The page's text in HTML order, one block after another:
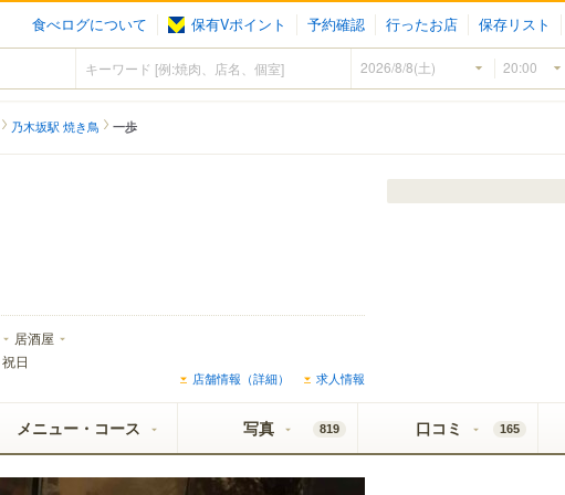
食べログについて 保有Vポイント 予約確認 行ったお店 保存リスト
乃木坂駅 焼き鳥 一歩
居酒屋
日
店舗情報（詳細） 求人情報
メニュー・コース 写真 819 口コミ 165